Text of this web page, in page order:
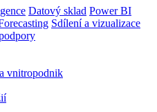
Datový sklad Power BI
Sdílení a vizualizace
vnitropodnik